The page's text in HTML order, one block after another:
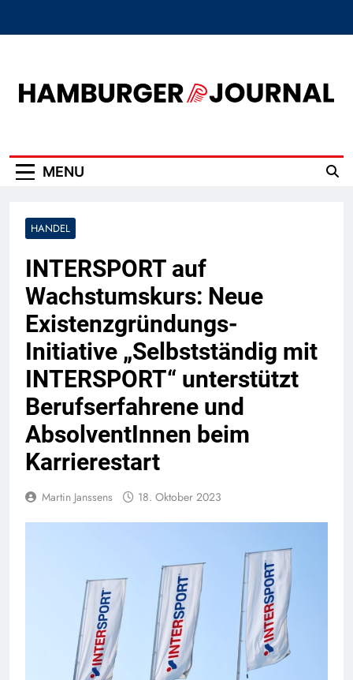
MENU
HANDEL
INTERSPORT auf
Wachstumskurs: Neue
Existenzgründungs-
Initiative „Selbstständig mit
INTERSPORT“ unterstützt
Berufserfahrene und
AbsolventInnen beim
Karrierestart
Martin Janssens 18. Oktober 2023